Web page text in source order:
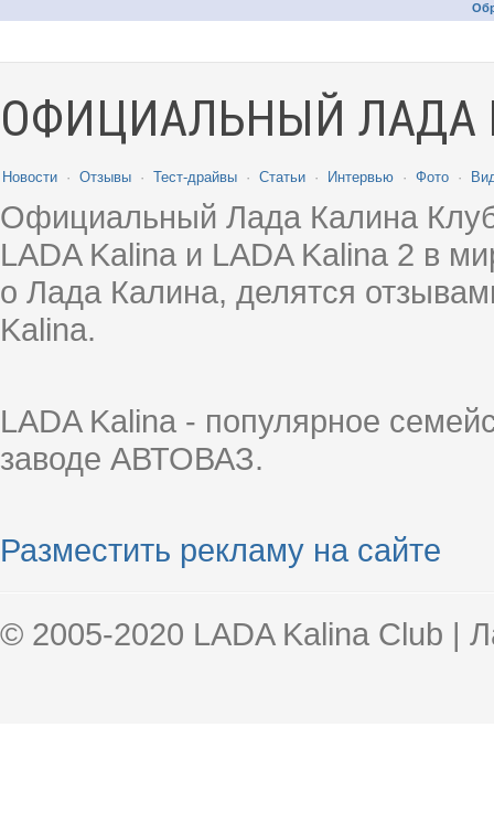
ОФИЦИАЛЬНЫЙ ЛАДА
Новости · Отзывы · Тест-драйвы · Статьи · Интервью · Фото ·
Официальный Лада Калина
LADA Kalina и LADA Kalina 2 в
о Лада Калина, делятся
Kalina.
LADA Kalina - популярное
заводе АВТОВАЗ.
Разместить рекламу на сайте
© 2005-2020 LADA Kalina Club |